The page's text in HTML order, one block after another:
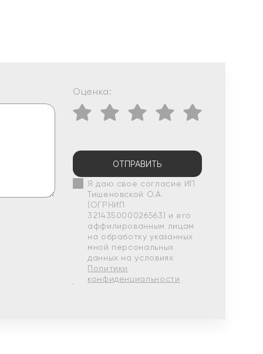
Оценка:
ОТПРАВИТЬ
Я даю свое согласие ИП
Тишеновской О.А.
(ОГРНИП
321435000026563) и его
аффилированным лицам
на обработку указанных
мной персональных
данных на условиях
Политики
конфиденциальности